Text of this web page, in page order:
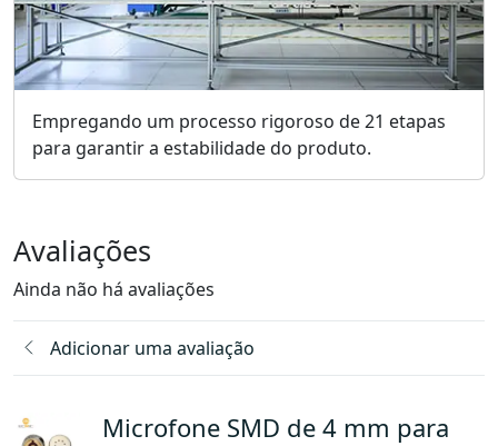
Empregando um processo rigoroso de 21 etapas
para garantir a estabilidade do produto.
Avaliações
Ainda não há avaliações
Adicionar uma avaliação
Microfone SMD de 4 mm para